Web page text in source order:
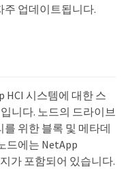
주 업데이트됩니다.
HCI 시스템에 대한 스
니다. 노드의 드라이브
위한 블록 및 메타데
드에는 NetApp
가 포함되어 있습니다.